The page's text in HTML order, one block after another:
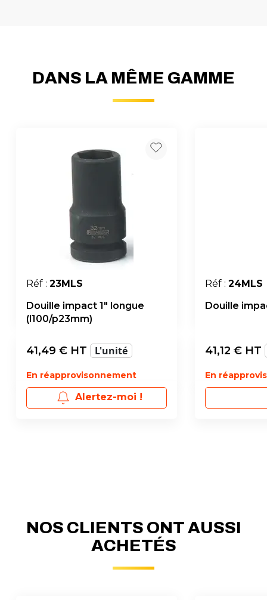
DANS LA MÊME GAMME
Réf : 23MLS
Douille impact 1" longue
(l100/p23mm)
41,49 € HT L'unité
En réapprovisonnement
Alertez-moi !
Réf : 24MLS
Douille
41,12 € HT
En
NOS CLIENTS ONT AUSSI
ACHETÉS